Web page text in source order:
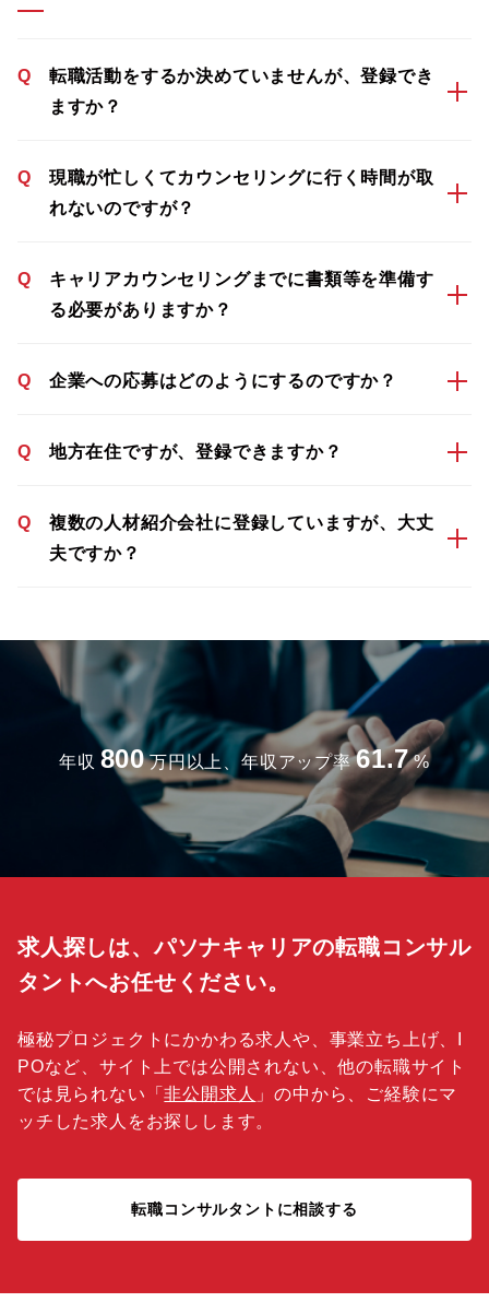
Q
転職活動をするか決めていませんが、登録でき
ますか？
Q
現職が忙しくてカウンセリングに行く時間が取
れないのですが？
Q
キャリアカウンセリングまでに書類等を準備す
る必要がありますか？
Q 企業への応募はどのようにするのですか？
Q 地方在住ですが、登録できますか？
Q
複数の人材紹介会社に登録していますが、大丈
夫ですか？
年収 800 万円以上、年収アップ率 61.7 %
求人探しは、パソナキャリアの転職コンサル
タントへお任せください。
極秘プロジェクトにかかわる求人や、事業立ち上げ、I
POなど、サイト上では公開されない、他の転職サイト
では見られない「非公開求人 」の中から、ご経験にマ
ッチした求人をお探しします。
転職コンサルタントに相談する